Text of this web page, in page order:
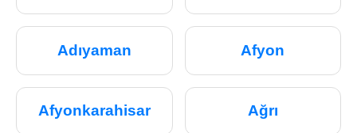
Adıyaman Afyon
Afyonkarahisar Ağrı